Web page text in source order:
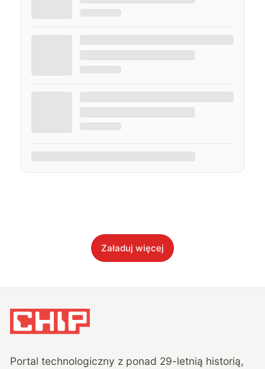
Załaduj więcej
Portal technologiczny z ponad 29-letnią historią,